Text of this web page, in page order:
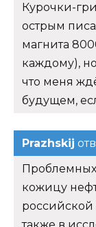
Курочки-
острым
магнита
каждому),
что меня
будущем,
Prazhskij
Проблемных
кожицу
российской